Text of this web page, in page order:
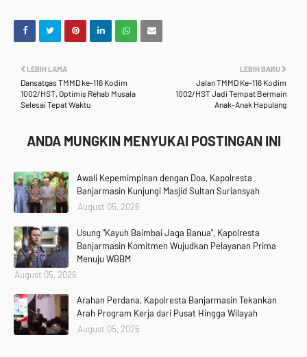
LEBIH BARU
Jalan TMMD Ke-116 Kodim
1002/HST Jadi Tempat Bermain
Anak-Anak Hapulang
LEBIH LAMA
Dansatgas TMMD ke-116 Kodim
1002/HST, Optimis Rehab Musala
Selesai Tepat Waktu
ANDA MUNGKIN MENYUKAI POSTINGAN INI
Awali Kepemimpinan dengan Doa, Kapolresta
Banjarmasin Kunjungi Masjid Sultan Suriansyah
August 05, 2026
Usung "Kayuh Baimbai Jaga Banua", Kapolresta
Banjarmasin Komitmen Wujudkan Pelayanan Prima
Menuju WBBM
August 05, 2026
Arahan Perdana, Kapolresta Banjarmasin Tekankan
Arah Program Kerja dari Pusat Hingga Wilayah
August 05, 2026